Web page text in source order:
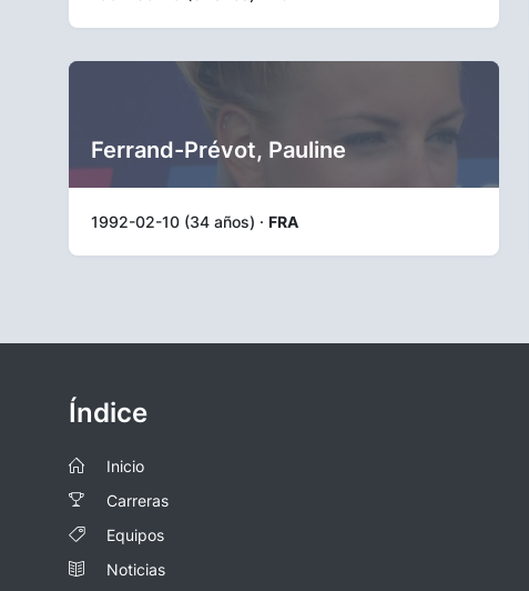
Ferrand-Prévot, Pauline
1992-02-10 (34 años) · FRA
Índice
Inicio
Carreras
Equipos
Noticias